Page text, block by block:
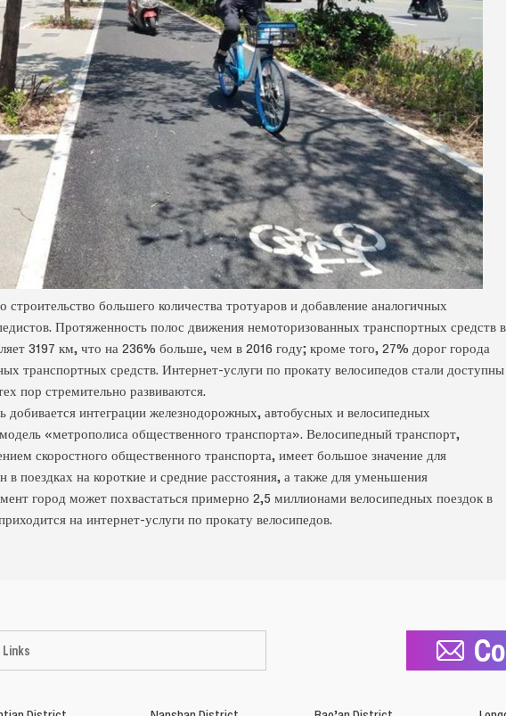
большего количества тротуаров и добавление аналогичных
Протяженность полос движения немоторизованных транспортных средств в
3197 км, что на 236% больше, чем в 2016 году; кроме того, 27% дорог города
транспортных средств. Интернет-услуги по прокату велосипедов стали доступны
пор стремительно развиваются.
интеграции железнодорожных, автобусных и велосипедных
«метрополиса общественного транспорта». Велосипедный транспорт,
скоростного общественного транспорта, имеет большое значение для
в поездках на короткие и средние расстояния, а также для уменьшения
город может похвастаться примерно 2,5 миллионами велосипедных поездок в
на интернет-услуги по прокату велосипедов.
Links